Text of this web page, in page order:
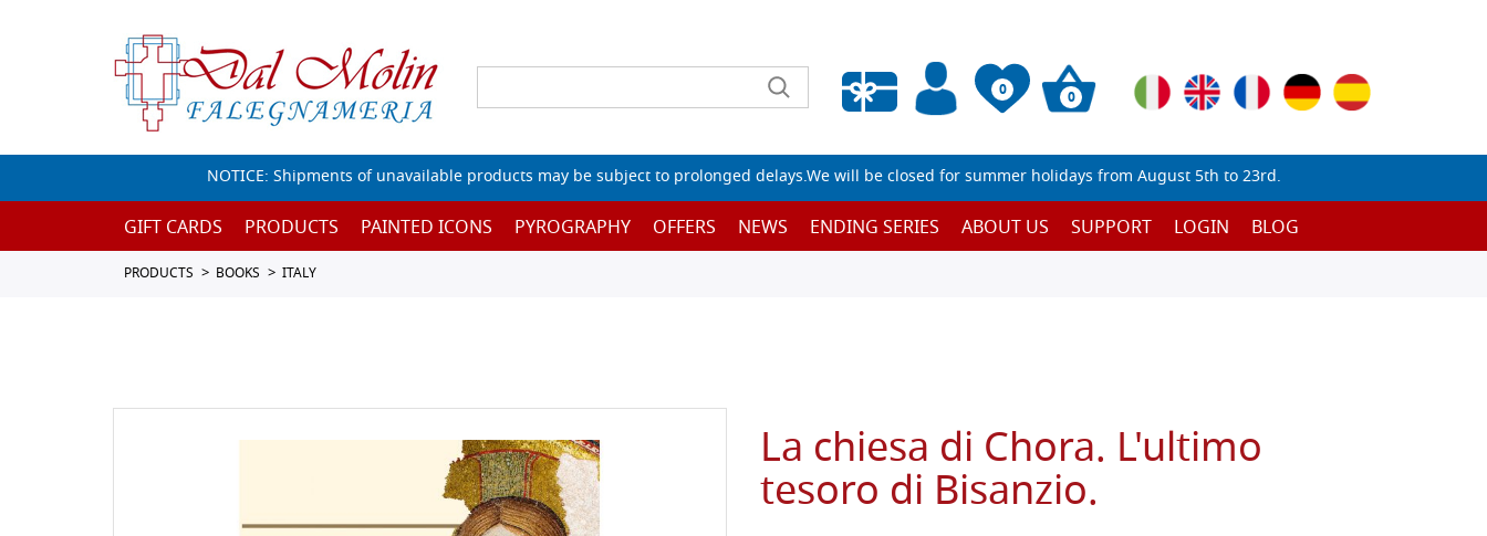
0
Empty wishlist
0
NOTICE: Shipments of unavailable products may be subject to prolonged delays.We will be closed for summer holidays from August 5th to 23rd.
GIFT CARDS PRODUCTS PAINTED ICONS PYROGRAPHY OFFERS NEWS ENDING SERIES ABOUT US SUPPORT LOGIN BLOG
PRODUCTS BOOKS ITALY
La chiesa di Chora. L'ultimo
tesoro di Bisanzio.